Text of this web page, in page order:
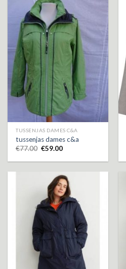
TUSSENJAS DAMES C&A
tussenjas dames c&a
€77.00 €59.00